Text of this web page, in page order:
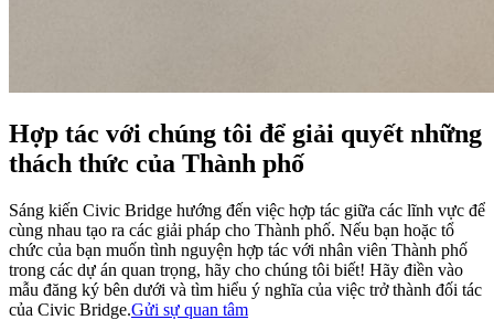
Hợp tác với chúng tôi để giải quyết những
thách thức của Thành phố
Sáng kiến Civic Bridge hướng đến việc hợp tác giữa các lĩnh vực để
cùng nhau tạo ra các giải pháp cho Thành phố. Nếu bạn hoặc tổ
chức của bạn muốn tình nguyện hợp tác với nhân viên Thành phố
trong các dự án quan trọng, hãy cho chúng tôi biết! Hãy điền vào
mẫu đăng ký bên dưới và tìm hiểu ý nghĩa của việc trở thành đối tác
của Civic Bridge.Gửi sự quan tâm